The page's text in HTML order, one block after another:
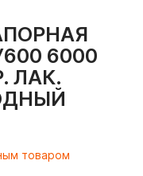
6000
ЛАК.
товаром